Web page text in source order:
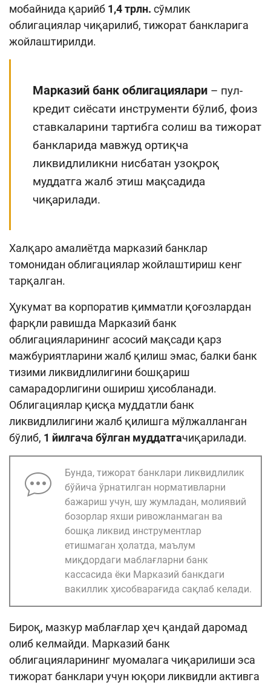
Фотогалерея
Лойиҳа ҳақида
Сайт харитаси
мобайнида қарийб 1,4 трлн. сўмлик
облигациялар чиқарилиб, тижорат банкларига
жойлаштирилди.
Марказий банк облигациялари – пул-
кредит сиёсати инструменти бўлиб, фоиз
ставкаларини тартибга солиш ва тижорат
банкларида мавжуд ортиқча
ликвидлиликни нисбатан узоқроқ
муддатга жалб этиш мақсадида
чиқарилади.
Халқаро амалиётда марказий банклар
томонидан облигациялар жойлаштириш кенг
тарқалган.
Ҳукумат ва корпоратив қимматли қоғозлардан
фарқли равишда Марказий банк
облигацияларининг асосий мақсади қарз
мажбуриятларини жалб қилиш эмас, балки банк
тизими ликвидлилигини бошқариш
самарадорлигини ошириш ҳисобланади.
Облигациялар қисқа муддатли банк
ликвидлилигини жалб қилишга мўлжалланган
бўлиб, 1 йилгача бўлган муддатгачиқарилади.
Бунда, тижорат банклари ликвидлилик
бўйича ўрнатилган нормативларни
бажариш учун, шу жумладан, молиявий
бозорлар яхши ривожланмаган ва
бошқа ликвид инструментлар
етишмаган ҳолатда, маълум
миқдордаги маблағларни банк
кассасида ёки Марказий банкдаги
вакиллик ҳисобварағида сақлаб келади.
Бироқ, мазкур маблағлар ҳеч қандай даромад
олиб келмайди. Марказий банк
облигацияларининг муомалага чиқарилиши эса
тижорат банклари учун юқори ликвидли активга